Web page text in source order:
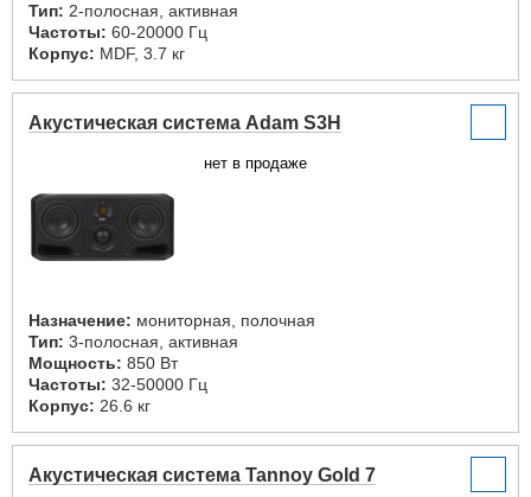
Тип: 2-полосная, активная
Частоты: 60-20000 Гц
Корпус: MDF, 3.7 кг
Акустическая система Adam S3H
нет в продаже
Назначение: мониторная, полочная
Тип: 3-полосная, активная
Мощность: 850 Вт
Частоты: 32-50000 Гц
Корпус: 26.6 кг
Акустическая система Tannoy Gold 7